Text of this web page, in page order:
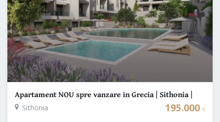
Apartament NOU spre vanzare in Grecia | Sithonia |
Nikiti | Chalkidiki
Sithonia 195.000 €